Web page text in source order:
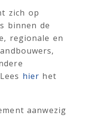
zich op
binnen de
regionale en
hier het
aanwezig